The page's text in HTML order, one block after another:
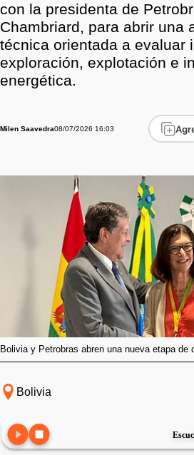
con la presidenta de
Chambriard, para abrir una
técnica orientada a evaluar
exploración, explotación e
energética.
Milen Saavedra08/07/2026 16:03
Bolivia y Petrobras abren una nueva etapa de
Bolivia